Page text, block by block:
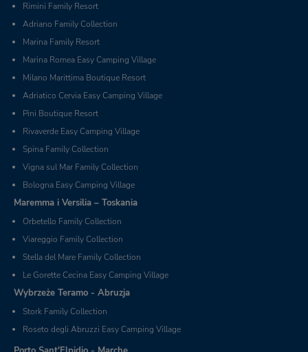
Rimini Family Resort
Adriano Family Collection
Marina Family Resort
Marina Romea Easy Camping Village
Milano Marittima Boutique Resort
Adriatico Cervia Easy Camping Village
Pini Boutique Resort
Rivaverde Easy Camping Village
Spina Family Collection
Vigna sul Mar Family Collection
Bologna Easy Camping Village
Maremma i Versilia – Toskania
Orbetello Family Collection
Viareggio Family Collection
Stella del Mare Family Collection
Le Gorette Cecina Easy Camping Village
Wybrzeże Teramo - Abruzja
Stork Family Collection
Roseto degli Abruzzi Easy Camping Village